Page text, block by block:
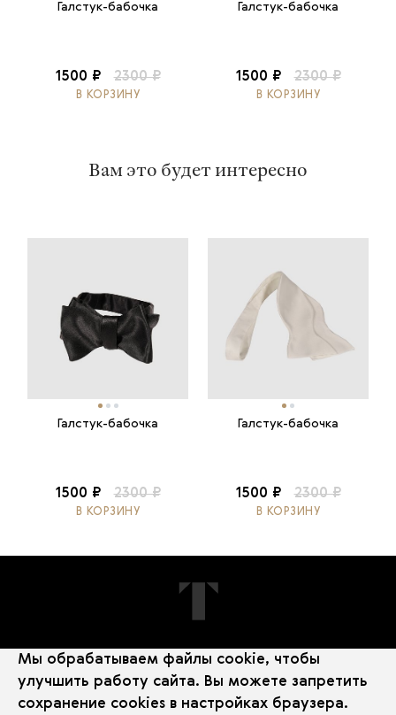
Галстук-бабочка
1500 ₽ 2300 ₽
В КОРЗИНУ
Галстук-бабочка
1500 ₽ 2300 ₽
В КОРЗИНУ
Вам это будет интересно
Галстук-бабочка
1500 ₽ 2300 ₽
В КОРЗИНУ
Галстук-бабочка
1500 ₽ 2300 ₽
В КОРЗИНУ
ПОДПИШИТЕСЬ НА НОВОСТИ
Мы обрабатываем файлы cookie, чтобы
улучшить работу сайта. Вы можете запретить
сохранение cookies в настройках браузера.